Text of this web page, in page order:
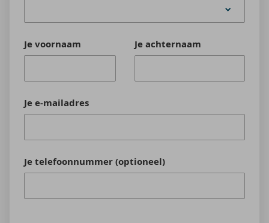
Je voornaam Je achternaam
Je e-mailadres
Je telefoonnummer (optioneel)